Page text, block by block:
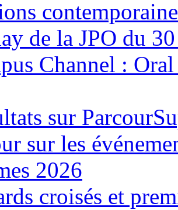
de la JPO du
Channel :
sur
sur les
2026
croisés et